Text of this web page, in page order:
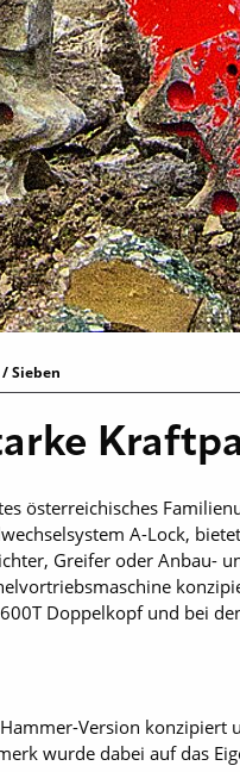
Sieben
österreichisches
A-Lock,
Greifer oder Anbau-
Doppelkopf und bei
Version
wurde dabei auf das